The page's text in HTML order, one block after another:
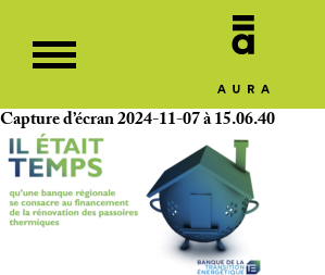
Capture d’écran 2024-11-07 à 15.06.40